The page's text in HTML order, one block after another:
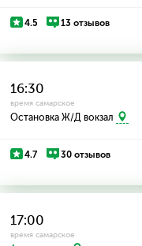
4.5 13 отзывов
16:30
время самарское
Остановка Ж/Д вокзал
4.7 30 отзывов
17:00
время самарское